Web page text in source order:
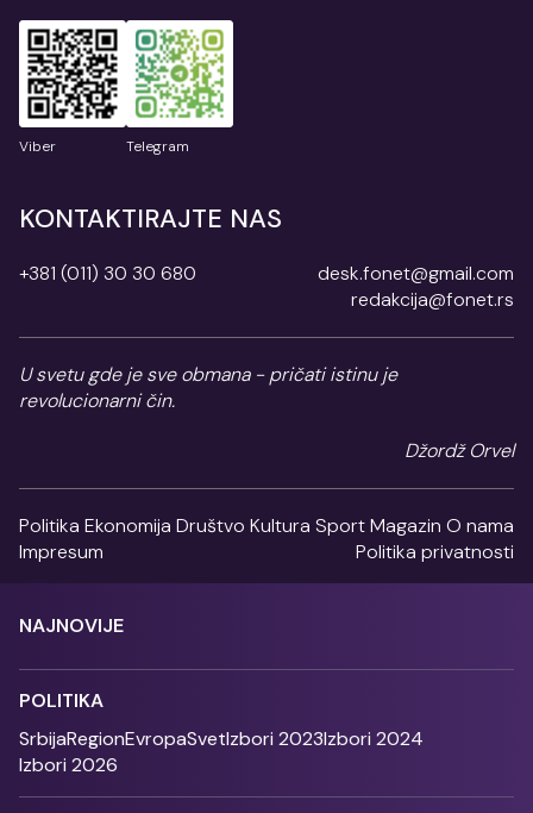
Viber Telegram
KONTAKTIRAJTE NAS
+381 (011) 30 30 680
desk.fonet@gmail.com
redakcija@fonet.rs
U svetu gde je sve obmana - pričati istinu je
revolucionarni čin.
Džordž Orvel
Politika Ekonomija Društvo Kultura SportMagazin O nama
Impresum
Politika privatnosti
NAJNOVIJE
POLITIKA
SrbijaRegionEvropaSvetIzbori 2023Izbori 2024
Izbori 2026